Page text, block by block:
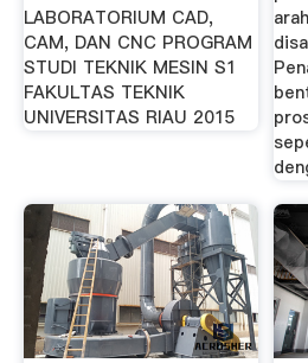
LABORATORIUM CAD,
CAM, DAN CNC PROGRAM
STUDI TEKNIK MESIN S1
FAKULTAS TEKNIK
UNIVERSITAS RIAU 2015